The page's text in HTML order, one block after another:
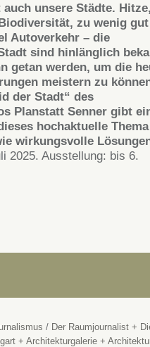
unsere Städte.
zu wenig gut
Autoverkehr – die
sind hinlänglich
getan werden, um die
meistern zu
der Stadt“ des
Planstatt Senner gibt
hochaktuelle
wirkungsvolle
2025. Ausstellung: bis 6.
/ Der Raumjournalist +
+ Architekturgalerie +